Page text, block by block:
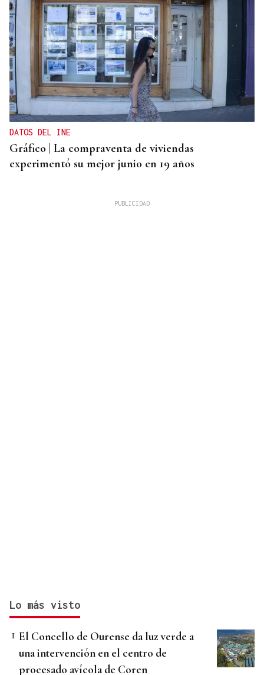
DATOS DEL INE
Gráfico | La compraventa de viviendas
experimentó su mejor junio en 19 años
Lo más visto
El Concello de Ourense da luz verde a
una intervención en el centro de
procesado avícola de Coren